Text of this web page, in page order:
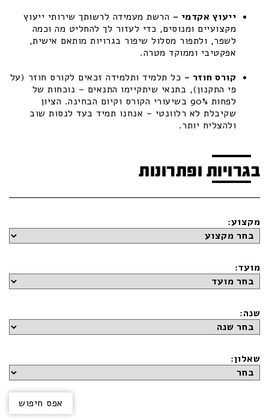
ייעוץ אקדמי – הרשת מעמידה לרשותך שירותי ייעוץ
מקצועיים ומנוסים, כדי לעזור לך להחליט מה וכמה
לשפר, ולתפור מסלול שיפור בגרויות מותאם אישית,
אפקטיבי וממוקד מטרה.
קורס חוזר – כל תלמיד ותלמידה זכאים לקורס חוזר (על
פי התקנון), בתנאי שיתקיימו התנאים – נוכחות של
לפחות 90% בשיעורי הקורס וקיום הבחינה. הציון
שקיבלת לא רלוונטי – אנחנו תמיד בעד לנסות שוב
ולהצליח יותר.
בגרויות ופתרונות
מקצוע:
מועד:
שנה:
שאלון: